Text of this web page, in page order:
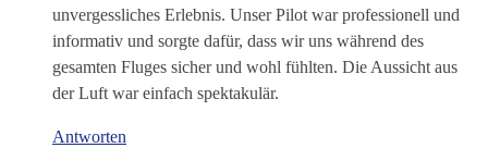
unvergessliches Erlebnis. Unser Pilot war professionell und
informativ und sorgte dafür, dass wir uns während des
gesamten Fluges sicher und wohl fühlten. Die Aussicht aus
der Luft war einfach spektakulär.
Antworten